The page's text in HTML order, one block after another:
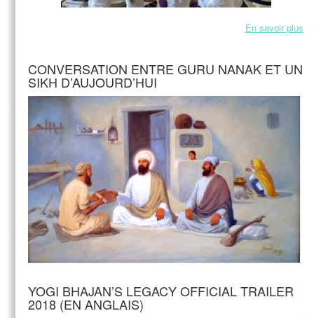
En savoir plus
CONVERSATION ENTRE GURU NANAK ET UN
SIKH D’AUJOURD’HUI
YOGI BHAJAN’S LEGACY OFFICIAL TRAILER
2018 (EN ANGLAIS)